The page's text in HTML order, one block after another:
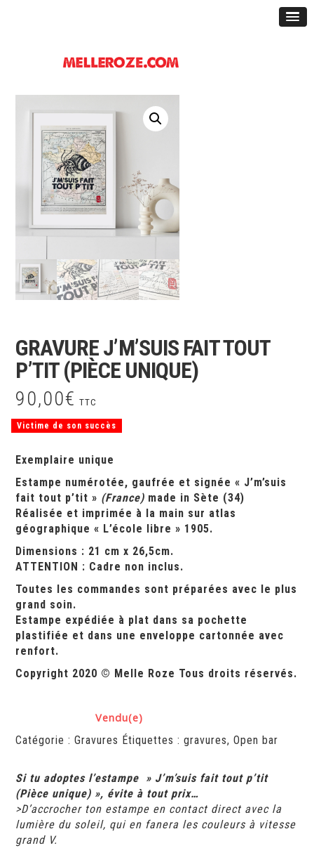
GRAVURE J’M’SUIS FAIT TOUT
P’TIT (PIÈCE UNIQUE)
90,00€ TTC
Victime de son succès
Exemplaire unique
Estampe numérotée, gaufrée et signée « J’m’suis
fait tout p’tit » (France) made in Sète (34)
Réalisée et imprimée à la main sur atlas
géographique « L’école libre » 1905.
Dimensions : 21 cm x 26,5cm.
ATTENTION : Cadre non inclus.
Toutes les commandes sont préparées avec le plus
grand soin.
Estampe expédiée à plat dans sa pochette
plastifiée et dans une enveloppe cartonnée avec
renfort.
Copyright 2020 © Melle Roze Tous droits réservés.
Catégorie :Gravures Étiquettes :gravures,Open bar
Si tu adoptes l’estampe » J’m’suis fait tout p’tit
(Pièce unique) », évite à tout prix…
>D’accrocher ton estampe en contact direct avec la
lumière du soleil, qui en fanera les couleurs à vitesse
grand V.